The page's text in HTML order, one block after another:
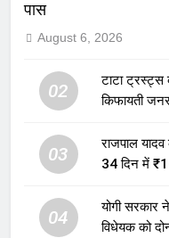
पास
August 6, 2026
02
टाटा
किफायती
03
राजपाल
34 दिन में
04
योगी
विधेयक को